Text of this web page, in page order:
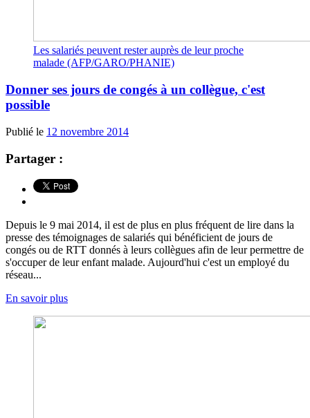
Les salariés peuvent rester auprès de leur proche
malade (AFP/GARO/PHANIE)
Donner ses jours de congés à un collègue, c'est
possible
Publié le 12 novembre 2014
Partager :
Depuis le 9 mai 2014, il est de plus en plus fréquent de lire dans la
presse des témoignages de salariés qui bénéficient de jours de
congés ou de RTT donnés à leurs collègues afin de leur permettre de
s'occuper de leur enfant malade. Aujourd'hui c'est un employé du
réseau...
En savoir plus